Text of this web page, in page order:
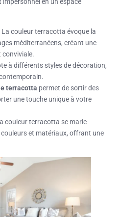
La couleur terracotta évoque la
méditerranéens, créant une
conviviale.
à différents styles de décoration,
terracotta permet de sortir des
une touche unique à votre
couleur terracotta se marie
et matériaux, offrant une